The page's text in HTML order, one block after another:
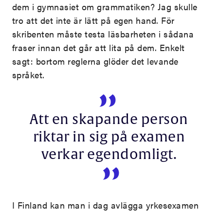
dem i gymnasiet om grammatiken? Jag skulle
tro att det inte är lätt på egen hand. För
skribenten måste testa läsbarheten i sådana
fraser innan det går att lita på dem. Enkelt
sagt: bortom reglerna glöder det levande
språket.
Att en skapande person
riktar in sig på examen
verkar egendomligt.
I Finland kan man i dag avlägga yrkesexamen